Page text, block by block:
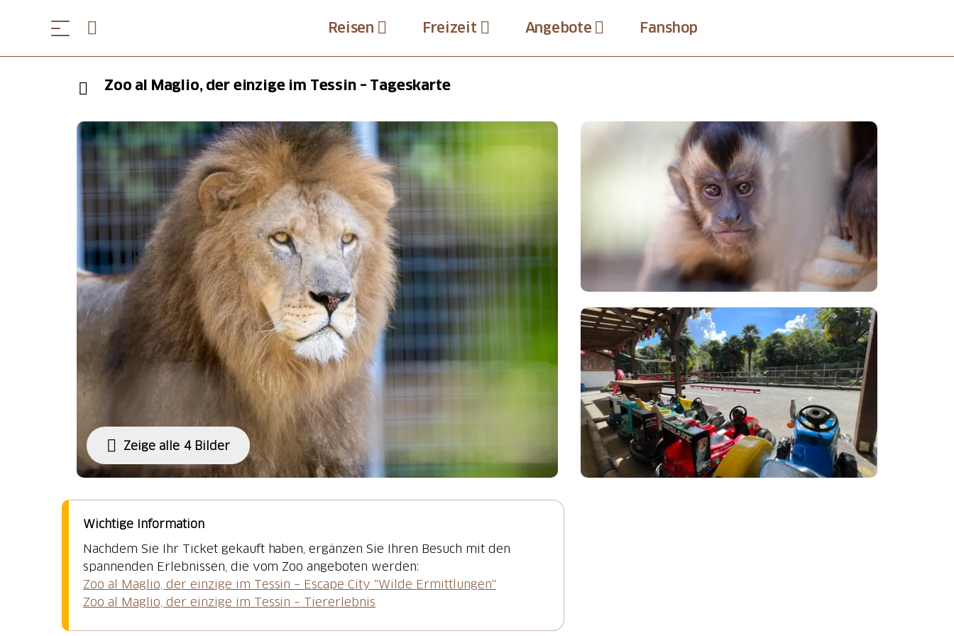
Reisen Freizeit Angebote Fanshop
Zoo al Maglio, der einzige im Tessin – Tageskarte
Zeige alle 4 Bilder
Wichtige Information
Nachdem Sie Ihr Ticket gekauft haben, ergänzen Sie Ihren Besuch mit den
Zoo al Maglio, der einzige im Tessin – Escape City "Wilde Ermittlungen"
Zoo al Maglio, der einzige im Tessin – Tiererlebnis